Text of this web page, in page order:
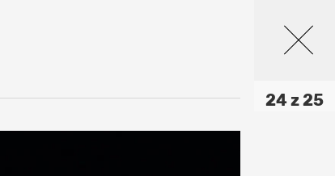
24 z 25